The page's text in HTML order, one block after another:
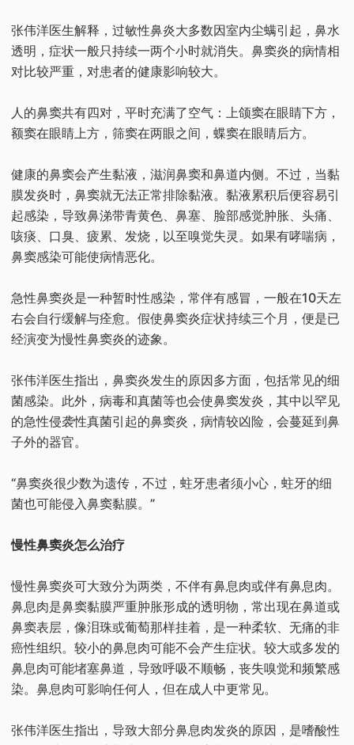
张伟洋医生解释，过敏性鼻炎大多数因室内尘螨引起，鼻水
透明，症状一般只持续一两个小时就消失。鼻窦炎的病情相
对比较严重，对患者的健康影响较大。
人的鼻窦共有四对，平时充满了空气：上颌窦在眼睛下方，
额窦在眼睛上方，筛窦在两眼之间，蝶窦在眼睛后方。
健康的鼻窦会产生黏液，滋润鼻窦和鼻道内侧。不过，当黏
膜发炎时，鼻窦就无法正常排除黏液。黏液累积后便容易引
起感染，导致鼻涕带青黄色、鼻塞、脸部感觉肿胀、头痛、
咳痰、口臭、疲累、发烧，以至嗅觉失灵。如果有哮喘病，
鼻窦感染可能使病情恶化。
急性鼻窦炎是一种暂时性感染，常伴有感冒，一般在10天左
右会自行缓解与痊愈。假使鼻窦炎症状持续三个月，便是已
经演变为慢性鼻窦炎的迹象。
张伟洋医生指出，鼻窦炎发生的原因多方面，包括常见的细
菌感染。此外，病毒和真菌等也会使鼻窦发炎，其中以罕见
的急性侵袭性真菌引起的鼻窦炎，病情较凶险，会蔓延到鼻
子外的器官。
“鼻窦炎很少数为遗传，不过，蛀牙患者须小心，蛀牙的细
菌也可能侵入鼻窦黏膜。”
慢性鼻窦炎怎么治疗
慢性鼻窦炎可大致分为两类，不伴有鼻息肉或伴有鼻息肉。
鼻息肉是鼻窦黏膜严重肿胀形成的透明物，常出现在鼻道或
鼻窦表层，像泪珠或葡萄那样挂着，是一种柔软、无痛的非
癌性组织。较小的鼻息肉可能不会产生症状。较大或多发的
鼻息肉可能堵塞鼻道，导致呼吸不顺畅，丧失嗅觉和频繁感
染。鼻息肉可影响任何人，但在成人中更常见。
张伟洋医生指出，导致大部分鼻息肉发炎的原因，是嗜酸性